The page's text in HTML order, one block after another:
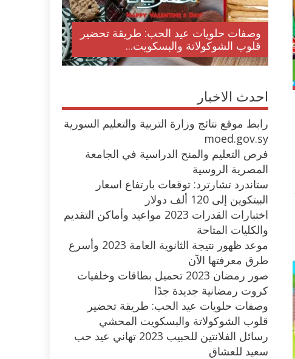
وصفات حلويات عيد الحب: طريقة تحضير
قلوب الشوكولاتة والبسكويت...
احدث الاخبار
رابط موقع نتائج وزارة التربية والتعليم السورية
moed.gov.sy
فرص التعليم والمنح الدراسية في الجامعة
المصرية الروسية
ستاندرد تشارترد: توقعات بارتفاع اسعار
البيتكوين إلى 120 ألف دولار
اختبارات القدرات 2023 مواعيد وأماكن التقديم
والكليات المتاحة
موعد ظهور نتيجة الثانوية العامة 2023 وأسرع
طرق معرفتها الآن
صور رمضان 2023 تحميل بطاقات وخلفيات
كروت رمضانية جديدة جدًا
وصفات حلويات عيد الحب: طريقة تحضير
قلوب الشوكولاتة والبسكويت المحشي
رسائل الفلانتين للحبيب 2023 تهاني عيد حب
سعيد للعشاق